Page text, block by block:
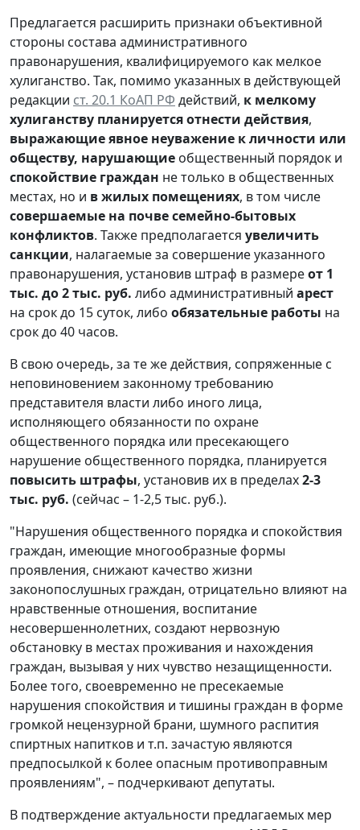
Предлагается расширить признаки объективной
стороны состава административного
правонарушения, квалифицируемого как мелкое
хулиганство. Так, помимо указанных в действующей
редакции ст. 20.1 КоАП РФ действий, к мелкому
хулиганству планируется отнести действия,
выражающие явное неуважение к личности или
обществу, нарушающие общественный порядок и
спокойствие граждан не только в общественных
местах, но и в жилых помещениях, в том числе
совершаемые на почве семейно-бытовых
конфликтов. Также предполагается увеличить
санкции, налагаемые за совершение указанного
правонарушения, установив штраф в размереот 1
тыс. до 2 тыс. руб. либо административный арест
на срок до 15 суток, либо обязательные работы на
срок до 40 часов.
В свою очередь, за те же действия, сопряженные с
неповиновением законному требованию
представителя власти либо иного лица,
исполняющего обязанности по охране
общественного порядка или пресекающего
нарушение общественного порядка, планируется
повысить штрафы, установив их в пределах2-3
тыс. руб. (сейчас – 1-2,5 тыс. руб.).
"Нарушения общественного порядка и спокойствия
граждан, имеющие многообразные формы
проявления, снижают качество жизни
законопослушных граждан, отрицательно влияют на
нравственные отношения, воспитание
несовершеннолетних, создают нервозную
обстановку в местах проживания и нахождения
граждан, вызывая у них чувство незащищенности.
Более того, своевременно не пресекаемые
нарушения спокойствия и тишины граждан в форме
громкой нецензурной брани, шумного распития
спиртных напитков и т.п. зачастую являются
предпосылкой к более опасным противоправным
проявлениям", – подчеркивают депутаты.
В подтверждение актуальности предлагаемых мер